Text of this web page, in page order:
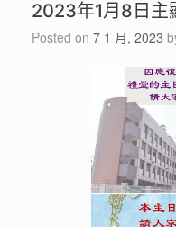
2023年1月8日主
Posted on 7 1 月, 2023